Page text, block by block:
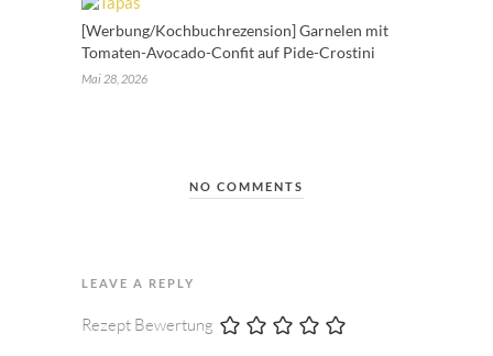
[Werbung/Kochbuchrezension] Garnelen mit
Tomaten-Avocado-Confit auf Pide-Crostini
Mai 28, 2026
NO COMMENTS
LEAVE A REPLY
Rezept Bewertung